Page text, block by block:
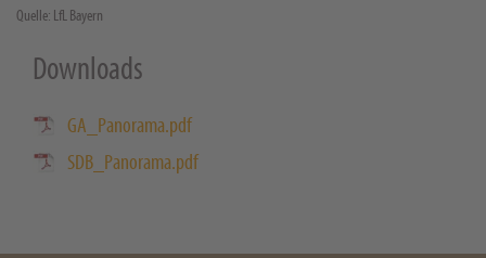
Quelle: LfL Bayern
Downloads
GA_Panorama.pdf
SDB_Panorama.pdf